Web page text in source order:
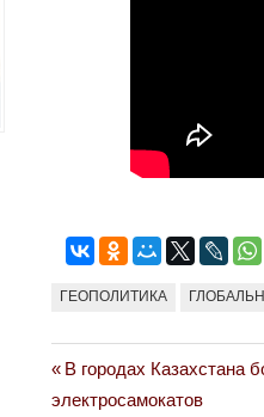
ГЕОПОЛИТИКА
Навигация
Previous
Post:
В городах Казахстана
электросамокатов